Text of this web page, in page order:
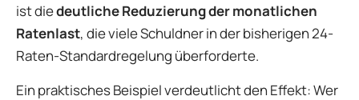
ist diedeutliche Reduzierung der monatlichen
Ratenlast, die viele Schuldner in der bisherigen 24-
Raten-Standardregelung überforderte.
Ein praktisches Beispiel verdeutlicht den Effekt: Wer